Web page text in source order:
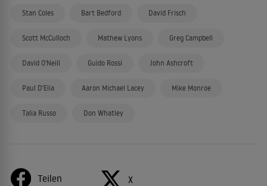
Stan Coles Bart Bedford David Frisch
Scott McCulloch Mathew Lyons Greg Campbell
David O'Neill Guido Rossi John Ashcroft
Paul D'Elia Aaron Michael Lacey Mike Monroe
Talia Russo Don Whatley
Teilen X